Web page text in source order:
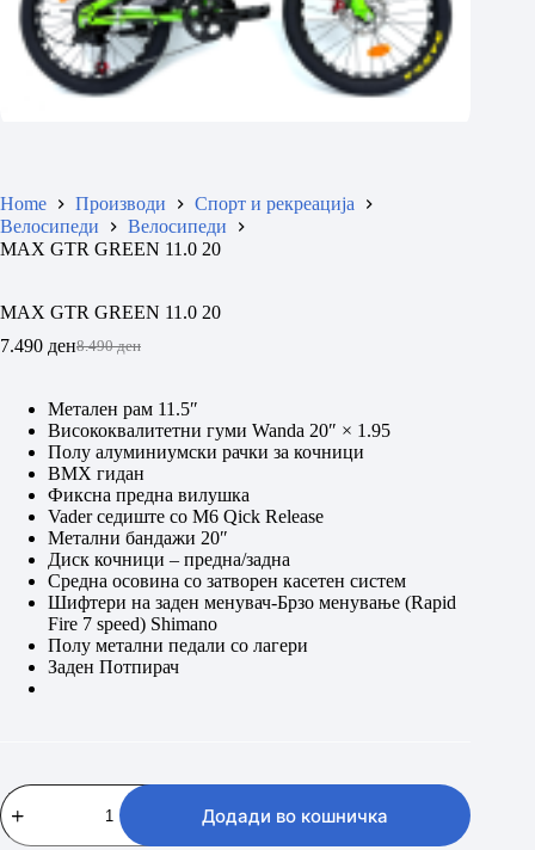
Home Производи
Спорт и рекреација
Велосипеди
Велосипеди
MAX GTR GREEN 11.0 20
MAX GTR GREEN 11.0 20
8.490ден
Original
8.490 ден.
7.490 денCurrent
7.490 ден.
Метален рам 11.5″
Висококвалитетни гуми Wanda 20″ × 1.95
Полу алуминиумски рачки за кочници
BMX гидан
Фиксна предна вилушка
Vader седиште со М6 Qick Release
Метални бандажи 20″
Диск кочници – предна/задна
Средна осовина со затворен касетен систем
Шифтери на заден менувач-Брзо менување (Rapid
Fire 7 speed) Shimano
Полу метални педали со лагери
Заден Потпирач
MAX
GTR
GREEN
Додади во кошничка